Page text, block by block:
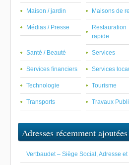
Maison / jardin Maisons de
Médias / Presse
Restauration
rapide
Santé / Beauté Services
Services financiers Services
Technologie Tourisme
Transports Travaux
Adresses récemment ajoutées
Vertbaudet – Siège Social, Adresse